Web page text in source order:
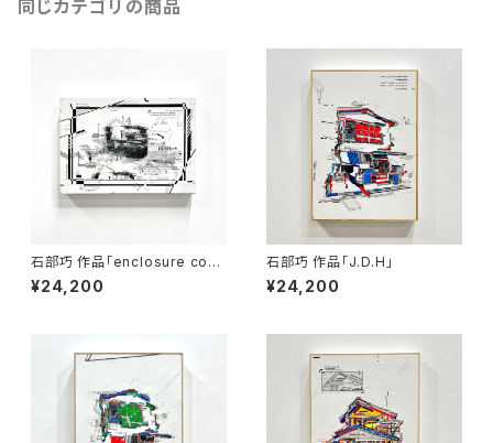
同じカテゴリの商品
石部巧 作品「enclosure com
position」
¥24,200
石部巧 作品「J.D.H」
¥24,200